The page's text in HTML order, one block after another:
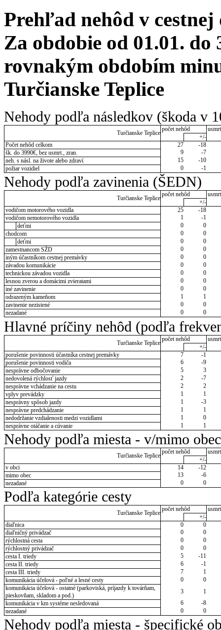
Prehľad nehôd v cestnej
Za obdobie od 01.01. do
rovnakým obdobím
Turčianske Teplice
Nehody podľa následkov (škoda v
Turčianske Teplice
počet nehôd
+/-
Počet nehôd celkom
27
-18
šk. do 3990€, bez usmrt., zran.
9
-7
neh. s násl. na živote alebo zdraví
15
-10
požiar vozidiel
0 -1
Nehody podľa zavinenia (ŠEDN)
Turčianske Teplice
počet nehôd
+/-
vodičom motorového vozidla
25
-18
vodičom nemotorového vozidla
1
-1
deťmi
0
0
chodcom
0
0
deťmi
0
0
zamestnancom SŽD
0
0
iným účastníkom cestnej premávky
0
0
závadou komunikácie
0
0
technickou závadou vozidla
0
0
lesnou zverou a domácimi zvieratami
0
0
iné zavinenie
0
0
odrazeným kameňom
1
1
zavinenie nezistené
0
0
nezadané
0 0
Hlavné príčiny nehôd (podľa
Turčianske Teplice
počet nehôd
+/-
porušenie povinnosti účastníka cestnej premávky
7
-1
porušenie povinnosti vodiča
6
-9
nesprávne odbočovanie
5
3
nedovolená rýchlosť jazdy
2
-7
nesprávne vchádzanie na cestu
2
2
vplyv prevádzky
1
1
nesprávny spôsob jazdy
1
-3
nesprávne predchádzanie
1
1
nedodržanie vzdialenosti medzi vozidlami
1
0
nesprávne otáčanie a cúvanie
1 1
Nehody podľa miesta - v/mimo obec
Turčianske Teplice
počet nehôd
+/-
v obci
14
-12
mimo obec
13
-6
nezadané
0 0
Podľa kategórie cesty
Turčianske Teplice
počet nehôd
+/-
diaľnica
0
0
diaľničný privádzač
0
0
rýchlostná cesta
0
0
rýchlostný privádzač
0
0
cesta I. triedy
5
-11
cesta II. triedy
6
-1
cesta III. triedy
7
1
komunikácia účelová - poľné a lesné cesty
0
0
komunikácia účelová - ostatné (parkoviská, príjazdy k továrňam,
pieskovňam, skladom a pod.)
3
1
komunikácia v km systéme nesledovaná
6
-8
nezadané
0 0
Nehody podľa miesta - špecifické